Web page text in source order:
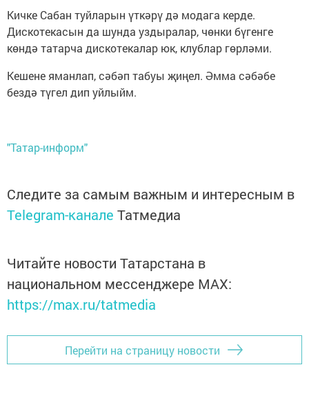
Кичке Сабан туйларын үткәрү дә модага керде.
Дискотекасын да шунда уздыралар, чөнки бүгенге
көндә татарча дискотекалар юк, клублар гөрләми.
Кешене яманлап, сәбәп табуы җиңел. Әмма сәбәбе
бездә түгел дип уйлыйм.
"Татар-информ"
Следите за самым важным и интересным в
Telegram-канале Татмедиа
Читайте новости Татарстана в
национальном мессенджере MАХ:
https://max.ru/tatmedia
Перейти на страницу новости